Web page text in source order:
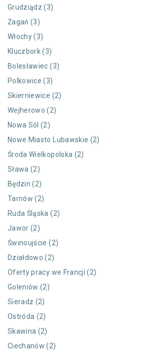
Grudziądz (3)
Żagań (3)
Włochy (3)
Kluczbork (3)
Bolesławiec (3)
Polkowice (3)
Skierniewice (2)
Wejherowo (2)
Nowa Sól (2)
Nowe Miasto Lubawskie (2)
Środa Wielkopolska (2)
Sława (2)
Będzin (2)
Tarnów (2)
Ruda Śląska (2)
Jawor (2)
Świnoujście (2)
Działdowo (2)
Oferty pracy we Francji (2)
Goleniów (2)
Sieradz (2)
Ostróda (2)
Skawina (2)
Ciechanów (2)